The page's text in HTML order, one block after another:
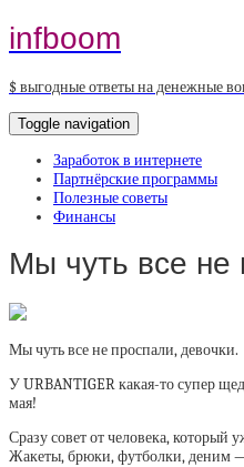
infboom
$ выгодные ответы на денежные
Toggle navigation
Заработок в интернете
Партнёрские программы
Полезные советы
Финансы
Мы чуть все не
Мы чуть все не проспали, девочки.
У URBANTIGER какая-то супер
мая!
Сразу совет от человека, который
Жакеты, брюки, футболки, деним —